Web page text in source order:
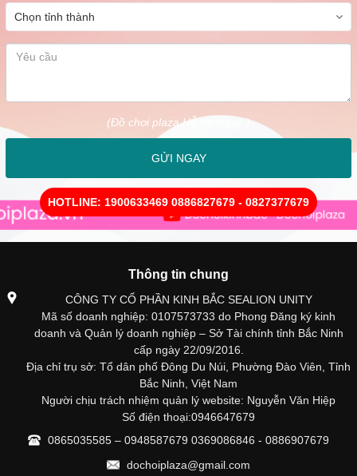
(Đồ chơi plaza Hỗ trợ Ngay )
GỬI NGAY
HOTLINE: 1900633469 0886827679 - 0827377679
Thông tin chung
CÔNG TY CỔ PHẦN KINH BẮC SEALION UNITY
Mã số doanh nghiệp: 0107573733 do Phong Đăng ký kinh
doanh và Quản lý doanh nghiệp – Sở Tài chính tỉnh Bắc Ninh
cấp ngày 22/09/2016.
Địa chỉ trụ sở: Tổ dân phố Đông Du Núi, Phường Đào Viên, Tỉnh
Bắc Ninh, Việt Nam
Người chịu trách nhiệm quản lý website: Nguyễn Văn Hiệp
Số điện thoại:0946647679
0865035585 – 0948587679 0369086846 - 0886907679
dochoiplaza@gmail.com